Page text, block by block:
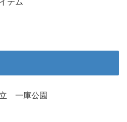
テム
一庫公園